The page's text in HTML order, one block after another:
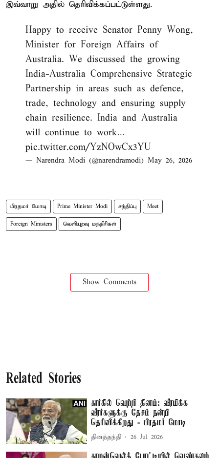
இவ்வாறு அதில் தெரிவிக்கப்பட்டுள்ளது.
Happy to receive Senator Penny Wong,
Minister for Foreign Affairs of
Australia. We discussed the growing
India-Australia Comprehensive Strategic
Partnership in areas such as defence,
trade, technology and ensuring supply
chain resilience. India and Australia
will continue to work…
pic.twitter.com/YzNOwCx3YU
— Narendra Modi (@narendramodi) May 26, 2026
பிரதமர் மோடி Prime Minister Modi சந்திப்பு Meet
Foreign Ministers வெளியுறவு மந்திரிகள்
Show Comments
Related Stories
கார்கில் வெற்றி தினம்: வீரமிக்க
வீரர்களுக்கு தேசம் நன்றி
தெரிவிக்கிறது - பிரதமர் மோடி
தினத்தந்தி 26 Jul 2026